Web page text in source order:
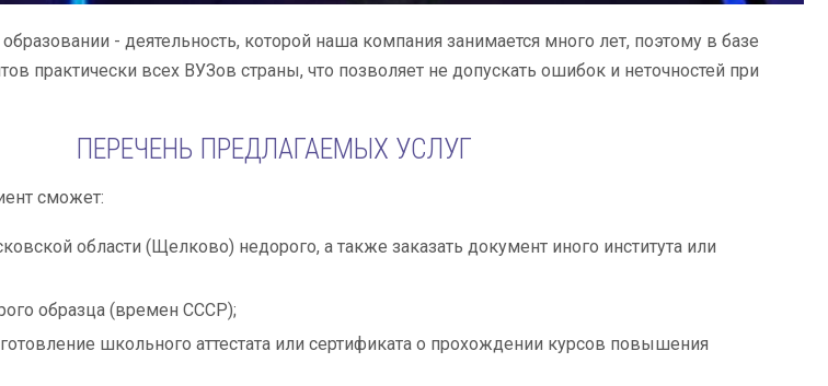
- деятельность, которой наша компания занимается много лет, поэтому в базе
практически всех ВУЗов страны, что позволяет не допускать ошибок и неточностей при
ПЕРЕЧЕНЬ ПРЕДЛАГАЕМЫХ УСЛУГ
сможет:
области (Щелково) недорого, а также заказать документ иного института или
образца (времен СССР);
школьного аттестата или сертификата о прохождении курсов повышения